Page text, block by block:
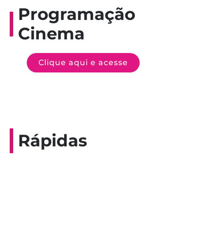
Programação
Cinema
Clique aqui e acesse
Rápidas